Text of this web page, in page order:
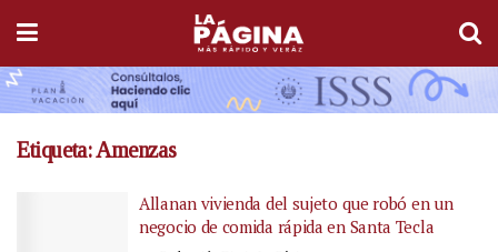
Etiqueta:Amenzas
Allanan vivienda del sujeto que robó en un
negocio de comida rápida en Santa Tecla